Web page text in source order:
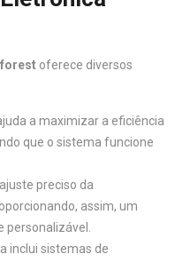
oferece diversos
a maximizar a eficiência
que o sistema funcione
preciso da
assim, um
inclui sistemas de